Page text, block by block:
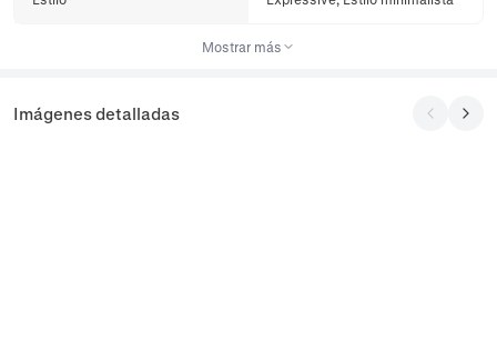
Mostrar más
Imágenes detalladas